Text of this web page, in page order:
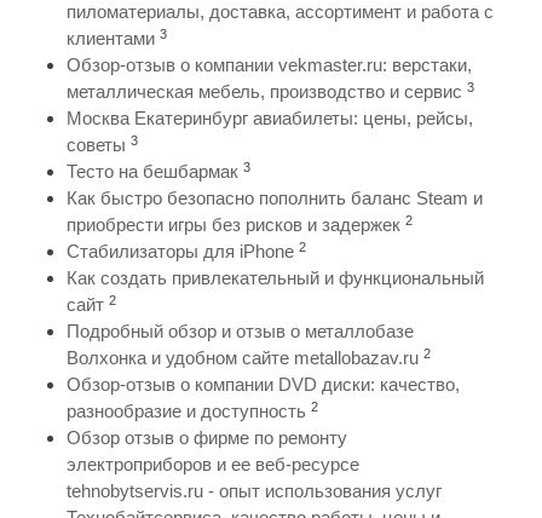
пиломатериалы, доставка, ассортимент и работа с
клиентами 3
Обзор-отзыв о компании vekmaster.ru: верстаки,
металлическая мебель, производство и сервис 3
Москва Екатеринбург авиабилеты: цены, рейсы,
советы 3
Тесто на бешбармак 3
Как быстро безопасно пополнить баланс Steam и
приобрести игры без рисков и задержек 2
Стабилизаторы для iPhone 2
Как создать привлекательный и функциональный
сайт 2
Подробный обзор и отзыв о металлобазе
Волхонка и удобном сайте metallobazav.ru 2
Обзор-отзыв о компании DVD диски: качество,
разнообразие и доступность 2
Обзор отзыв о фирме по ремонту
электроприборов и ее веб-ресурсе
tehnobytservis.ru - опыт использования услуг